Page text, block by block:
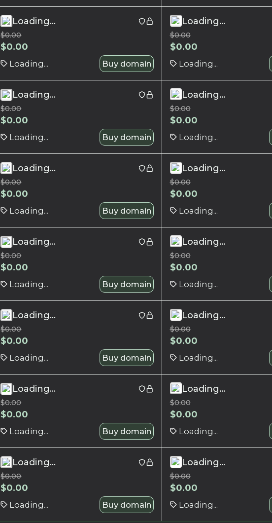
Loading...
$0.00
$0.00
Loading... Buy domain
Loading...
$0.00
$0.00
Loading...
Loading...
$0.00
$0.00
Loading... Buy domain
Loading...
$0.00
$0.00
Loading...
Loading...
$0.00
$0.00
Loading... Buy domain
Loading...
$0.00
$0.00
Loading...
Loading...
$0.00
$0.00
Loading... Buy domain
Loading...
$0.00
$0.00
Loading...
Loading...
$0.00
$0.00
Loading... Buy domain
Loading...
$0.00
$0.00
Loading...
Loading...
$0.00
$0.00
Loading... Buy domain
Loading...
$0.00
$0.00
Loading...
Loading...
$0.00
$0.00
Loading... Buy domain
Loading...
$0.00
$0.00
Loading...